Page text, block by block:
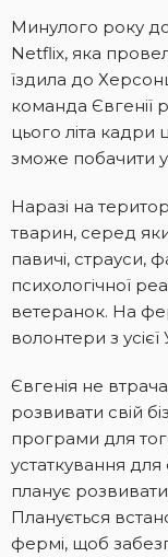
Минулого року
Netflix, яка
їздила до
команда Євгенії
цього літа кадри
зможе побачити
Наразі на
тварин, серед
павичі, страуси,
психологічної
ветеранок. На
волонтери з усієї
Євгенія не
розвивати свій
програми для
устаткування
планує
Планується
фермі, щоб